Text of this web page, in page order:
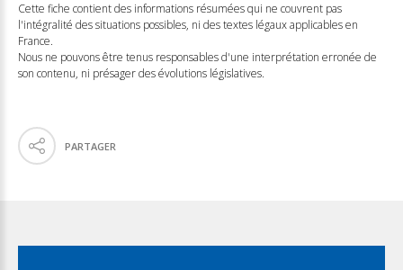
Cette fiche contient des informations résumées qui ne couvrent pas
l'intégralité des situations possibles, ni des textes légaux applicables en
France.
Nous ne pouvons être tenus responsables d'une interprétation erronée de
son contenu, ni présager des évolutions législatives.
PARTAGER